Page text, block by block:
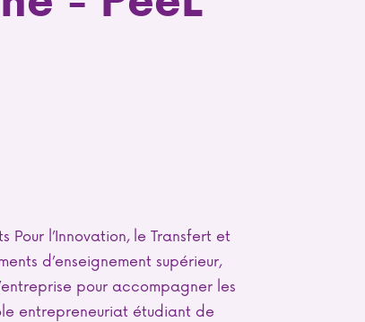
l’Innovation, le Transfert et
d’enseignement supérieur,
pour accompagner les
entrepreneuriat étudiant de